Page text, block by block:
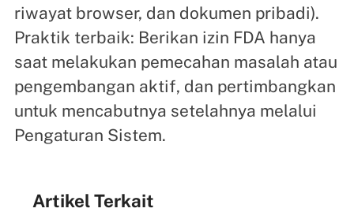
riwayat browser, dan dokumen pribadi).
Praktik terbaik: Berikan izin FDA hanya
saat melakukan pemecahan masalah atau
pengembangan aktif, dan pertimbangkan
untuk mencabutnya setelahnya melalui
Pengaturan Sistem.
Artikel Terkait